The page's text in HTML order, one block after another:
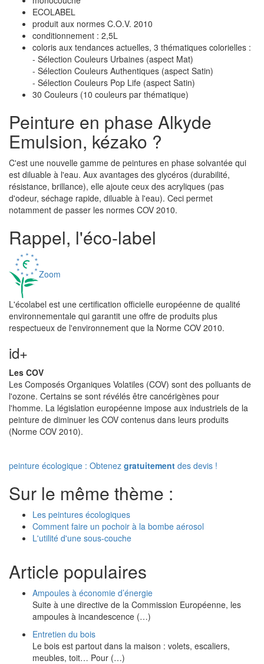
ECOLABEL
produit aux normes C.O.V. 2010
conditionnement : 2,5L
coloris aux tendances actuelles, 3 thématiques colorielles :
- Sélection Couleurs Urbaines (aspect Mat)
- Sélection Couleurs Authentiques (aspect Satin)
- Sélection Couleurs Pop Life (aspect Satin)
30 Couleurs (10 couleurs par thématique)
Peinture en phase Alkyde
Emulsion, kézako ?
C'est une nouvelle gamme de peintures en phase solvantée qui
est diluable à l'eau. Aux avantages des glycéros (durabilité,
résistance, brillance), elle ajoute ceux des acryliques (pas
d'odeur, séchage rapide, diluable à l'eau). Ceci permet
notamment de passer les normes COV 2010.
Rappel, l'éco-label
Zoom
L'écolabel est une certification officielle européenne de qualité
environnementale qui garantit une offre de produits plus
respectueux de l'environnement que la Norme COV 2010.
id+
Les COV
Les Composés Organiques Volatiles (COV) sont des polluants de
l'ozone. Certains se sont révélés être cancérigènes pour
l'homme. La législation européenne impose aux industriels de la
peinture de diminuer les COV contenus dans leurs produits
(Norme COV 2010).
peinture écologique : Obtenez gratuitement des devis !
Sur le même thème :
Les peintures écologiques
Comment faire un pochoir à la bombe aérosol
L'utilité d'une sous-couche
Article populaires
Ampoules à économie d’énergie
Suite à une directive de la Commission Européenne, les
ampoules à incandescence (…)
Entretien du bois
Le bois est partout dans la maison : volets, escaliers,
meubles, toit… Pour (…)